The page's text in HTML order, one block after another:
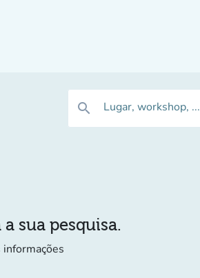
search Lugar, workshop, ...
sua pesquisa.